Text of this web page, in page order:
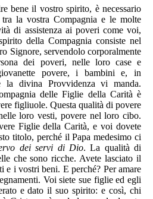
bene il vostro spirito, è necessario
la vostra Compagnia e le molte
di assistenza ai poveri come voi,
della Compagnia consiste nel
Signore, servendolo corporalmente
dei poveri, nelle loro case e
povere, i bambini e, in
la divina Provvidenza vi manda.
delle Figlie della Carità è
figliuole. Questa qualità di povere
loro vesti, povere nel loro cibo.
Figlie della Carità, e voi dovete
titolo, perché il Papa medesimo ci
dei servi di Dio. La qualità di
che sono ricche. Avete lasciato il
e i vostri beni. E perché? Per amare
Voi siete sue figlie ed egli
e dato il suo spirito: e così, chi